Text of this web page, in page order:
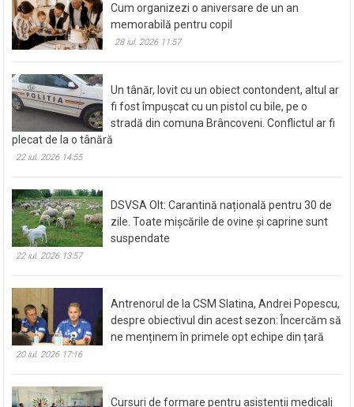
Cum organizezi o aniversare de un an
memorabilă pentru copil
28 iul. 2026 11:57
Un tânăr, lovit cu un obiect contondent, altul ar
fi fost împușcat cu un pistol cu bile, pe o
stradă din comuna Brâncoveni. Conflictul ar fi
plecat de la o tânără
22 iul. 2026 14:55
DSVSA Olt: Carantină națională pentru 30 de
zile. Toate mișcările de ovine și caprine sunt
suspendate
22 iul. 2026 13:57
Antrenorul de la CSM Slatina, Andrei Popescu,
despre obiectivul din acest sezon: Încercăm să
ne menținem în primele opt echipe din țară
20 iul. 2026 17:16
Cursuri de formare pentru asistenții medicali